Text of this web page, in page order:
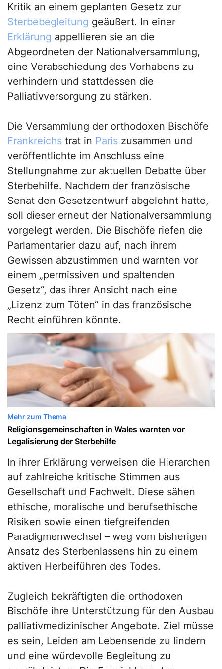
Kritik an einem geplanten Gesetz zur
Sterbebegleitung geäußert. In einer
Erklärung appellieren sie an die
Abgeordneten der Nationalversammlung,
eine Verabschiedung des Vorhabens zu
verhindern und stattdessen die
Palliativversorgung zu stärken.
Die Versammlung der orthodoxen Bischöfe
Frankreichs trat in Paris zusammen und
veröffentlichte im Anschluss eine
Stellungnahme zur aktuellen Debatte über
Sterbehilfe. Nachdem der französische
Senat den Gesetzentwurf abgelehnt hatte,
soll dieser erneut der Nationalversammlung
vorgelegt werden. Die Bischöfe riefen die
Parlamentarier dazu auf, nach ihrem
Gewissen abzustimmen und warnten vor
einem „permissiven und spaltenden
Gesetz“, das ihrer Ansicht nach eine
„Lizenz zum Töten“ in das französische
Recht einführen könnte.
Mehr zum Thema
Religionsgemeinschaften in Wales warnten vor
Legalisierung der Sterbehilfe
In ihrer Erklärung verweisen die Hierarchen
auf zahlreiche kritische Stimmen aus
Gesellschaft und Fachwelt. Diese sähen
ethische, moralische und berufsethische
Risiken sowie einen tiefgreifenden
Paradigmenwechsel – weg vom bisherigen
Ansatz des Sterbenlassens hin zu einem
aktiven Herbeiführen des Todes.
Zugleich bekräftigten die orthodoxen
Bischöfe ihre Unterstützung für den Ausbau
palliativmedizinischer Angebote. Ziel müsse
es sein, Leiden am Lebensende zu lindern
und eine würdevolle Begleitung zu